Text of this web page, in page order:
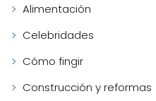
Alimentación
Celebridades
Cómo fingir
Construcción y reformas